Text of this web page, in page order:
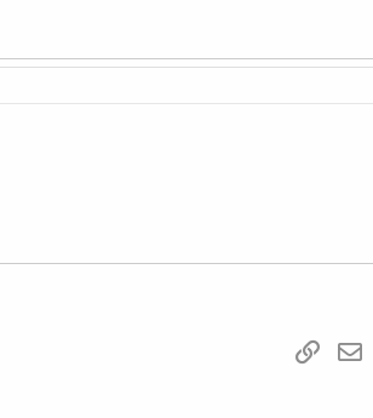
WhatsAppדואר אלקטרוני